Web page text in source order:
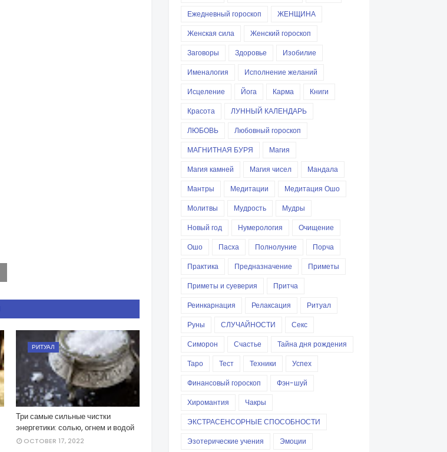
РИТУАЛ
Три самые сильные чистки
энергетики: солью, огнем и водой
OCTOBER 17, 2022
Ежедневный гороскоп
ЖЕНЩИНА
Женская сила
Женский гороскоп
Заговоры
Здоровье
Изобилие
Именалогия
Исполнение желаний
Исцеление
Йога Карма
Книги
Красота
ЛУННЫЙ КАЛЕНДАРЬ
ЛЮБОВЬ
Любовный гороскоп
МАГНИТНАЯ БУРЯ
Магия
Магия камней
Магия чисел
Мандала
Мантры
Медитации
Медитация Ошо
Молитвы
Мудрость
Мудры
Новый год
Нумерология
Очищение
Ошо
Пасха Полнолуние
Порча
Практика
Предназначение
Приметы
Приметы и суеверия
Притча
Реинкарнация
Релаксация
Ритуал
Руны
СЛУЧАЙНОСТИ
Секс
Симорон
Счастье
Тайна дня рождения
Таро
Тест Техники
Успех
Финансовый гороскоп
Фэн-шуй
Хиромантия
Чакры
ЭКСТРАСЕНСОРНЫЕ СПОСОБНОСТИ
Эзотерические учения
Эмоции